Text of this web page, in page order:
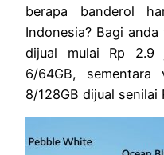
berapa banderol
Indonesia? Bagi
dijual mulai Rp 2.9
6/64GB,
8/128GB dijual senilai